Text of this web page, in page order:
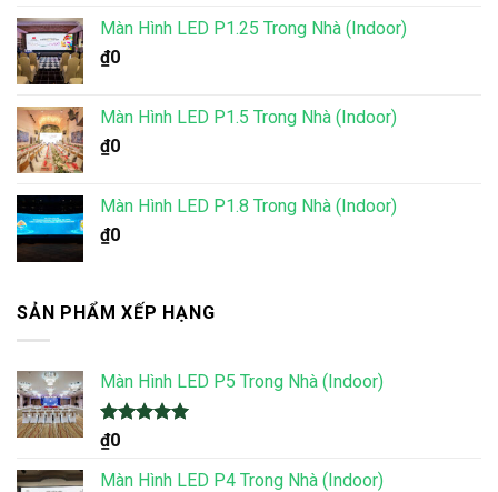
Màn Hình LED P1.25 Trong Nhà (Indoor)
₫0
Màn Hình LED P1.5 Trong Nhà (Indoor)
₫0
Màn Hình LED P1.8 Trong Nhà (Indoor)
₫0
SẢN PHẨM XẾP HẠNG
Màn Hình LED P5 Trong Nhà (Indoor)
Được xếp
hạng
5 sao
₫0
Màn Hình LED P4 Trong Nhà (Indoor)